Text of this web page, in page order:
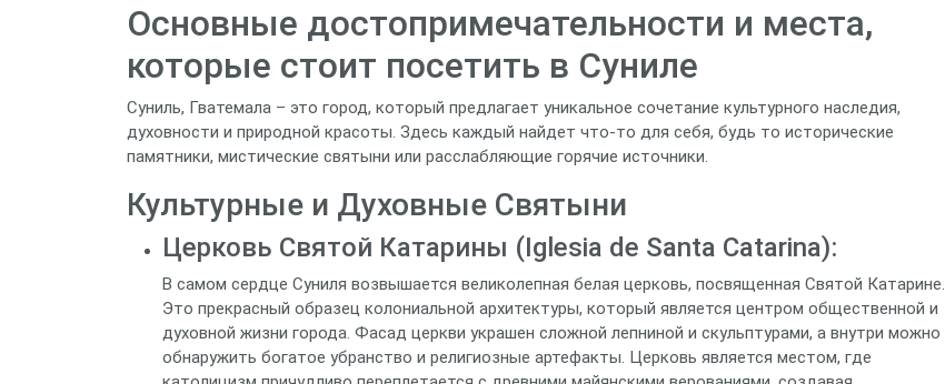
Основные достопримечательности и места,
которые стоит посетить в Суниле
Суниль, Гватемала – это город, который предлагает уникальное сочетание культурного наследия,
духовности и природной красоты. Здесь каждый найдет что-то для себя, будь то исторические
памятники, мистические святыни или расслабляющие горячие источники.
Культурные и Духовные Святыни
Церковь Святой Катарины (Iglesia de Santa Catarina):
В самом сердце Суниля возвышается великолепная белая церковь, посвященная Святой Катарине.
Это прекрасный образец колониальной архитектуры, который является центром общественной и
духовной жизни города. Фасад церкви украшен сложной лепниной и скульптурами, а внутри можно
обнаружить богатое убранство и религиозные артефакты. Церковь является местом, где